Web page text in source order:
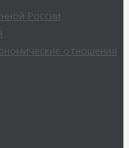
России
отношения